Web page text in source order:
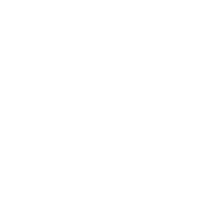
primordiale. Choisissez des produits européens de
adapté.